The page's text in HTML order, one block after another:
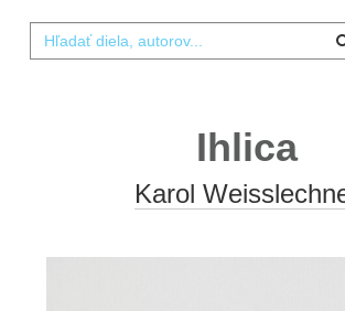
Ihlica
Karol